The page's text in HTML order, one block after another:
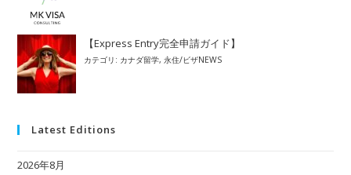
【Express Entry完全申請ガイド】
カテゴリ: カナダ留学,永住/ビザNEWS
Latest Editions
2026年8月